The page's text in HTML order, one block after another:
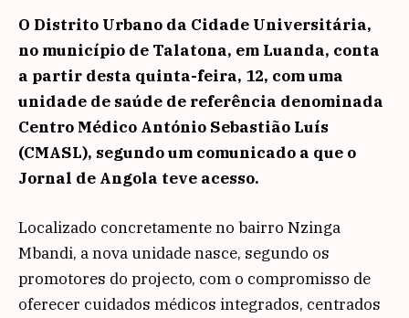
O Distrito Urbano da Cidade Universitária,
no município de Talatona, em Luanda, conta
a partir desta quinta-feira, 12, com uma
unidade de saúde de referência denominada
Centro Médico António Sebastião Luís
(CMASL), segundo um comunicado a que o
Jornal de Angola teve acesso.
Localizado concretamente no bairro Nzinga
Mbandi, a nova unidade nasce, segundo os
promotores do projecto, com o compromisso de
oferecer cuidados médicos integrados, centrados